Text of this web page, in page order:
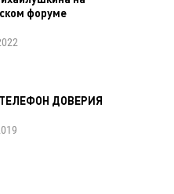
форуме
ДОВЕРИЯ